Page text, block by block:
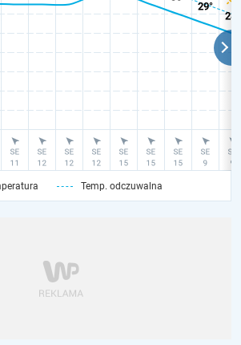
Temp. odczuwalna